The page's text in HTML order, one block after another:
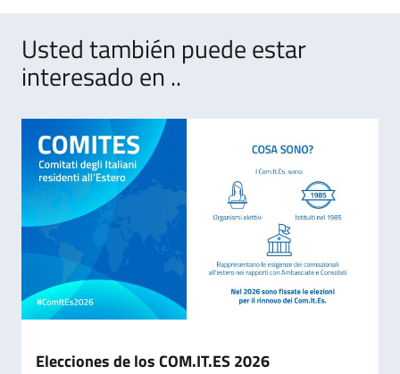
Usted también puede estar
interesado en ..
Elecciones de los COM.IT.ES 2026